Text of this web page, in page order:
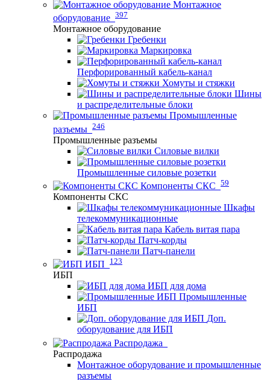
Монтажное
оборудование 397
Монтажное оборудование
Гребенки
Маркировка
Перфорированный кабель-канал
Хомуты и стяжки
Шины
и распределительные блоки
Промышленные
разъемы 246
Промышленные разъемы
Силовые вилки
Промышленные силовые розетки
Компоненты СКС 59
Компоненты СКС
Шкафы
телекоммуникационные
Кабель витая пара
Патч-корды
Патч-панели
ИБП
123
ИБП
ИБП для дома
Промышленные
ИБП
Доп.
оборудование для ИБП
Распродажа
Распродажа
Монтажное оборудование и промышленные
разъемы